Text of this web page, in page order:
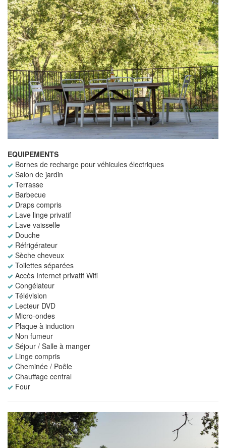
EQUIPEMENTS
Bornes de recharge pour véhicules électriques
Salon de jardin
Terrasse
Barbecue
Draps compris
Lave linge privatif
Lave vaisselle
Douche
Réfrigérateur
Sèche cheveux
Toilettes séparées
Accès Internet privatif Wifi
Congélateur
Télévision
Lecteur DVD
Micro-ondes
Plaque à induction
Non fumeur
Séjour / Salle à manger
Linge compris
Cheminée / Poêle
Chauffage central
Four